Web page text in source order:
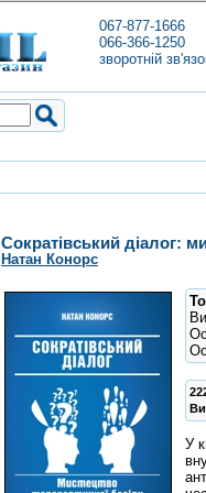
067-877-1666
066-366-1250
зворотній
Сократівський діалог:
Натан Конорс
У